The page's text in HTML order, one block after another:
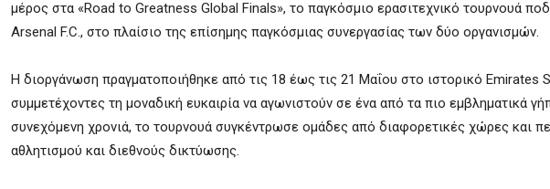
μέρος στα «Road to Greatness Global Finals», το παγκόσμιο ερασιτεχνικό τουρνουά
Arsenal F.C., στο πλαίσιο της επίσημης παγκόσμιας συνεργασίας των δύο οργανισμών.
Η διοργάνωση πραγματοποιήθηκε από τις 18 έως τις 21 Μαΐου στο ιστορικό
συμμετέχοντες τη μοναδική ευκαιρία να αγωνιστούν σε ένα από τα πιο εμβληματικά
συνεχόμενη χρονιά, το τουρνουά συγκέντρωσε ομάδες από διαφορετικές χώρες και
αθλητισμού και διεθνούς δικτύωσης.